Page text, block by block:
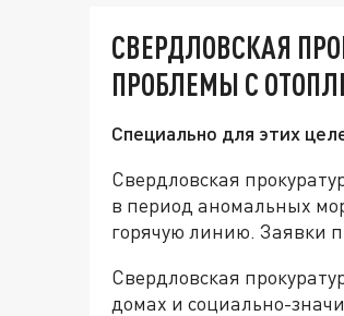
СВЕРДЛОВСКАЯ
ПРОБЛЕМЫ С
Специально для этих
Свердловская
в период аномальных
горячую линию. Заявки
Свердловская
домах и социально-